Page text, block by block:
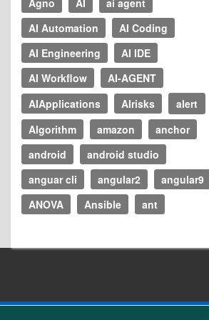
AI Automation
AI Coding
AI Engineering
AI IDE
AI Workflow
AI-AGENT
AIApplications
AIrisks
alert
Algorithm
amazon
anchor
android
android studio
anguar cli
angular2
angular9
ANOVA
Ansible ant